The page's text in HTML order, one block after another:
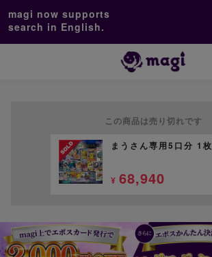
magi now supports
search in English.
この商品は売り切れです
まうさん専用5口分 1枚
¥ 68,940